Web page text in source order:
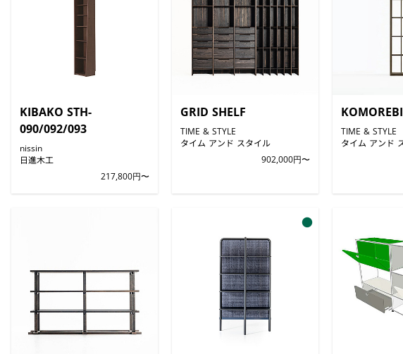
KIBAKO STH-
090/092/093
nissin
日進木工
217,800円〜
GRID SHELF
TIME & STYLE
タイム アンド スタイル
902,000円〜
KOMOREBI
TIME & STYLE
タイム アンド
●